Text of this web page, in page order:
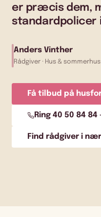
er præcis dem,
standardpolicer
Anders Vinther
Rådgiver · Hus & sommerhus
Få tilbud på
Ring 40 50 84 84
Find rådgiver i